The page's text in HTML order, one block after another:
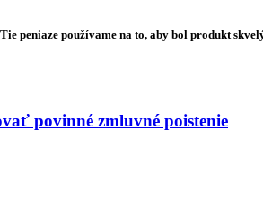
peniaze používame na to, aby bol produkt
povinné zmluvné poistenie